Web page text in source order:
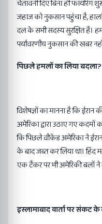
चेतावनी दिए बिना ही
जहाज को नुकसान पहुंचा है,
दल के सभी सदस्य सुरक्षित हैं।
पर्यावरणीय नुकसान की खबर
पिछले हमलों का लिया बदला?
विशेषज्ञों का मानना है कि ईरान
अमेरिका द्वारा उठाए गए
कि पिछले वीकेंड अमेरिका ने
के बाद जब्त कर लिया था। हिंद
एक टैंकर पर भी अमेरिकी बलों ने
इस्लामाबाद वार्ता पर संकट